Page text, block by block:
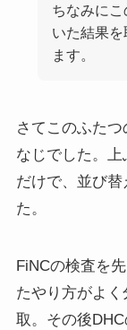
ちなみに
いた結果
ます。
さてこのふた
なじでした。
だけで、並び
た。
FiNCの検査を
たやり方がよ
取。その後